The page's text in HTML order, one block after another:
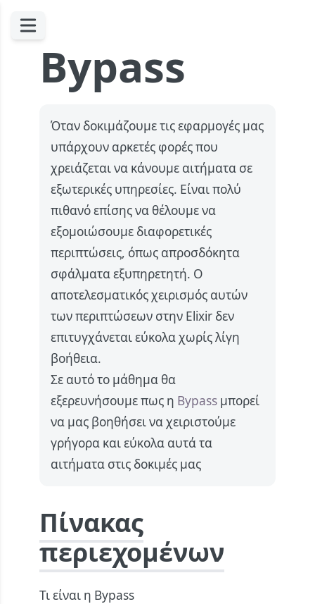
Bypass
Όταν δοκιμάζουμε τις εφαρμογές μας
υπάρχουν αρκετές φορές που
χρειάζεται να κάνουμε αιτήματα σε
εξωτερικές υπηρεσίες. Είναι πολύ
πιθανό επίσης να θέλουμε να
εξομοιώσουμε διαφορετικές
περιπτώσεις, όπως απροσδόκητα
σφάλματα εξυπηρετητή. Ο
αποτελεσματικός χειρισμός αυτών
των περιπτώσεων στην Elixir δεν
επιτυγχάνεται εύκολα χωρίς λίγη
βοήθεια.
Σε αυτό το μάθημα θα
εξερευνήσουμε πως η Bypass μπορεί
να μας βοηθήσει να χειριστούμε
γρήγορα και εύκολα αυτά τα
αιτήματα στις δοκιμές μας
Πίνακας
περιεχομένων
Τι είναι η Bypass